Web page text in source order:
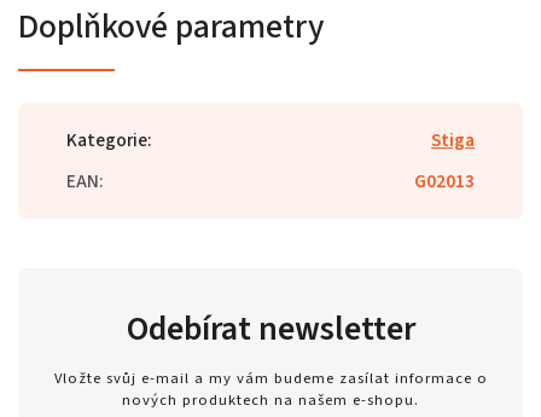
Doplňkové parametry
Kategorie:
Stiga
EAN: G02013
Odebírat newsletter
Vložte svůj e-mail a my vám budeme zasílat informace o
nových produktech na našem e-shopu.